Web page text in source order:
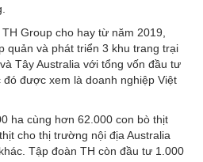
Group cho hay từ năm 2019,
quản và phát triển 3 khu trang trại
Tây Australia với tổng vốn đầu tư
đó được xem là doanh nghiệp Việt
ha cùng hơn 62.000 con bò thịt
cho thị trường nội địa Australia
Tập đoàn TH còn đầu tư 1.000